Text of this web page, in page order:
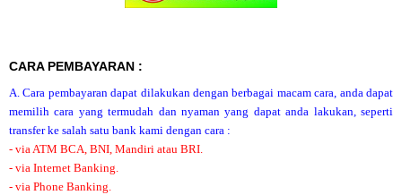
CARA PEMBAYARAN :
A. Cara pembayaran dapat dilakukan dengan berbagai macam cara, anda dapat
memilih cara yang termudah dan nyaman yang dapat anda lakukan, seperti
transfer ke salah satu bank kami dengan cara :
- via ATM BCA, BNI, Mandiri atau BRI.
- via Internet Banking.
- via Phone Banking.